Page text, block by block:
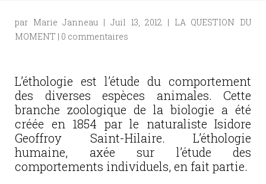
par Marie Janneau | Juil 13, 2012 | LA QUESTION DU
MOMENT | 0 commentaires
L’éthologie est l’étude du comportement
des diverses espèces animales. Cette
branche zoologique de la biologie a été
créée en 1854 par le naturaliste Isidore
Geoffroy Saint-Hilaire. L’éthologie
humaine, axée sur l’étude des
comportements individuels, en fait partie.